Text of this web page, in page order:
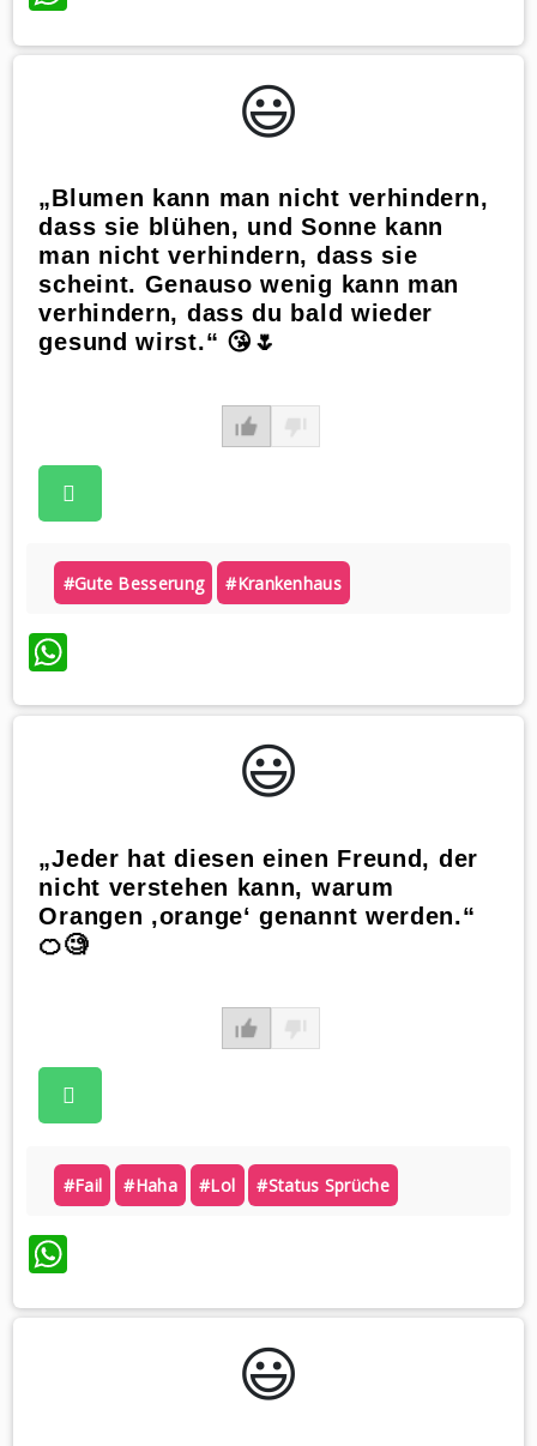
😃️
„Blumen kann man nicht verhindern,
dass sie blühen, und Sonne kann
man nicht verhindern, dass sie
scheint. Genauso wenig kann man
verhindern, dass du bald wieder
gesund wirst.“ 😘🌷
#gute Besserung #krankenhaus
WhatsApp
😃️
„Jeder hat diesen einen Freund, der
nicht verstehen kann, warum
Orangen ‚orange‘ genannt werden.“
🍊🧐
#fail #haha #lol #status Sprüche
WhatsApp
😃️